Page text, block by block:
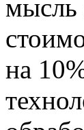
мысль
на